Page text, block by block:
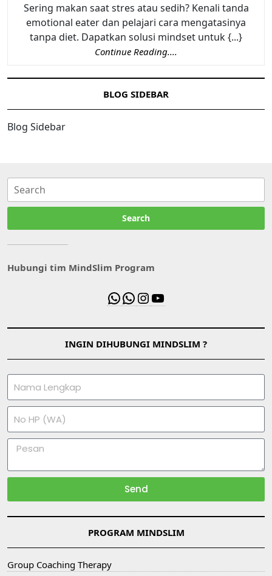
Sering makan saat stres atau sedih? Kenali tanda
emotional eater dan pelajari cara mengatasinya
tanpa diet. Dapatkan solusi mindset untuk {...}
Continue Reading....
BLOG SIDEBAR
Blog Sidebar
Search
Hubungi tim MindSlim Program
INGIN DIHUBUNGI MINDSLIM ?
Send
PROGRAM MINDSLIM
Group Coaching Therapy